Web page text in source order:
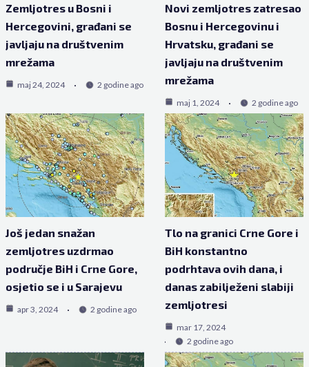
Zemljotres u Bosni i
Hercegovini, građani se
javljaju na društvenim
mrežama
maj 24, 2024 2 godine ago
Novi zemljotres zatresao
Bosnu i Hercegovinu i
Hrvatsku, građani se
javljaju na društvenim
mrežama
maj 1, 2024 2 godine ago
Još jedan snažan
zemljotres uzdrmao
područje BiH i Crne Gore,
osjetio se i u Sarajevu
apr 3, 2024 2 godine ago
Tlo na granici Crne Gore i
BiH konstantno
podrhtava ovih dana, i
danas zabilježeni slabiji
zemljotresi
mar 17, 2024
2 godine ago